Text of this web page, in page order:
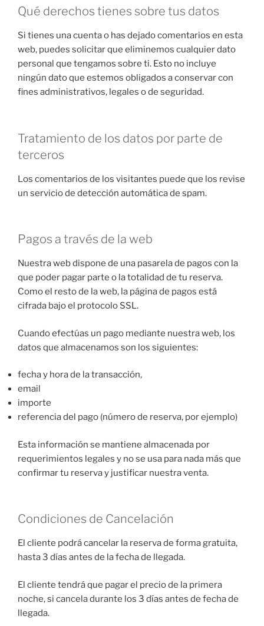
Qué derechos tienes sobre tus datos
Si tienes una cuenta o has dejado comentarios en esta
web, puedes solicitar que eliminemos cualquier dato
personal que tengamos sobre ti. Esto no incluye
ningún dato que estemos obligados a conservar con
fines administrativos, legales o de seguridad.
Tratamiento de los datos por parte de
terceros
Los comentarios de los visitantes puede que los revise
un servicio de detección automática de spam.
Pagos a través de la web
Nuestra web dispone de una pasarela de pagos con la
que poder pagar parte o la totalidad de tu reserva.
Como el resto de la web, la página de pagos está
cifrada bajo el protocolo SSL.
Cuando efectúas un pago mediante nuestra web, los
datos que almacenamos son los siguientes:
fecha y hora de la transacción,
email
importe
referencia del pago (número de reserva, por ejemplo)
Esta información se mantiene almacenada por
requerimientos legales y no se usa para nada más que
confirmar tu reserva y justificar nuestra venta.
Condiciones de Cancelación
El cliente podrá cancelar la reserva de forma gratuita,
hasta 3 días antes de la fecha de llegada.
El cliente tendrá que pagar el precio de la primera
noche, si cancela durante los 3 días antes de fecha de
llegada.